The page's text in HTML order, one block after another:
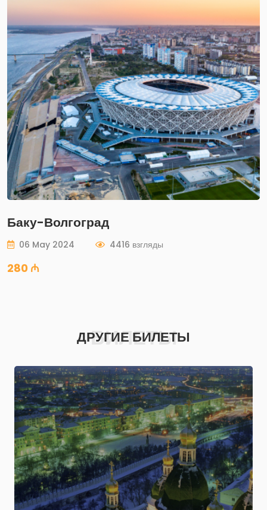
Баку-Волгоград
06 May 2024 4416 взгляды
280 ₼
ДРУГИЕ БИЛЕТЫ
БИЛЕТЫ